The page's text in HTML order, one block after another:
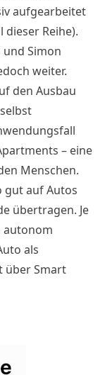
aufgearbeitet
dieser Reihe).
Simon
weiter.
den Ausbau
– eine
Menschen.
gut auf Autos
übertragen. Je
autonom
als
über Smart